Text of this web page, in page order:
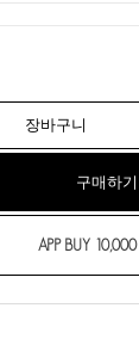
장바구니
구매하기